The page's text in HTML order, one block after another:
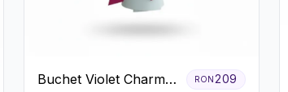
Buchet Violet Charm
RON209